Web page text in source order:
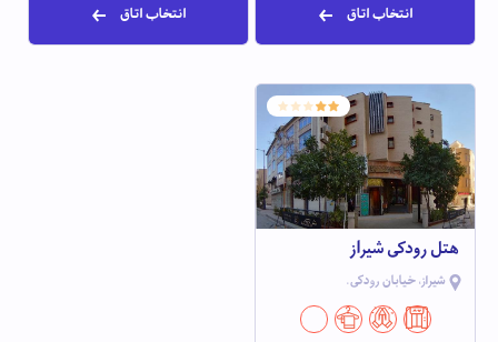
انتخاب اتاق انتخاب اتاق
هتل رودکی شیراز
شیراز، خیابان رودکی.